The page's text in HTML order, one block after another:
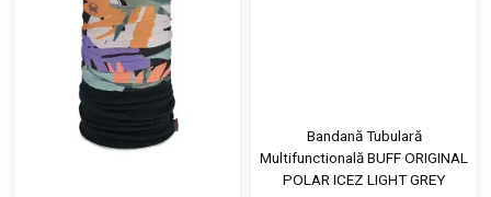
Bandană Tubulară
Multifunctională BUFF ORIGINAL
POLAR ICEZ LIGHT GREY